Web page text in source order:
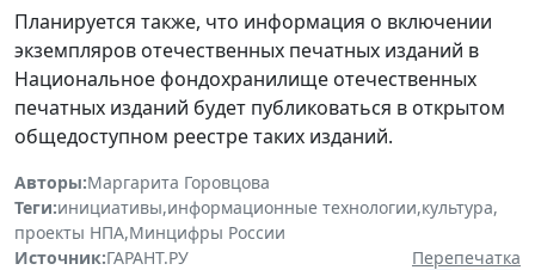
Планируется также, что информация о включении
экземпляров отечественных печатных изданий в
Национальное фондохранилище отечественных
печатных изданий будет публиковаться в открытом
общедоступном реестре таких изданий.
Авторы:Маргарита Горовцова
Теги:инициативы,информационные технологии,культура,
проекты НПА,Минцифры России
Источник:ГАРАНТ.РУ
Перепечатка